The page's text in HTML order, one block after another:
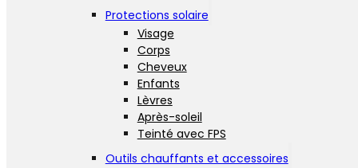
Protections solaire
Visage
Corps
Cheveux
Enfants
Lèvres
Après-soleil
Teinté avec FPS
Outils chauffants et accessoires